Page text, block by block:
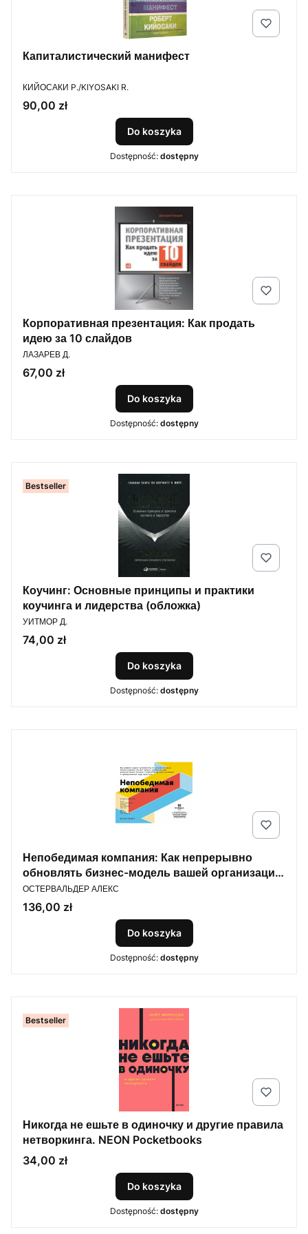
Капиталистический манифест
PRODUCENT
КИЙОСАКИ P./KIYOSAKI R.
Cena
90,00 zł
Do koszyka
Dostępność: dostępny
Корпоративная презентация: Как продать
идею за 10 слайдов
PRODUCENT
ЛАЗАРЕВ Д.
Cena
67,00 zł
Do koszyka
Dostępność: dostępny
Bestseller
Коучинг: Основные принципы и практики
коучинга и лидерства (обложка)
PRODUCENT
УИТМОР Д.
Cena
74,00 zł
Do koszyka
Dostępność: dostępny
Непобедимая компания: Как непрерывно
обновлять бизнес-модель вашей организации,
вдохновляясь опытом лучших
PRODUCENT
ОСТЕРВАЛЬДЕР АЛЕКС
Cena
136,00 zł
Do koszyka
Dostępność: dostępny
Bestseller
Никогда не ешьте в одиночку и другие правила
нетворкинга. NEON Pocketbooks
Cena
34,00 zł
Do koszyka
Dostępność: dostępny